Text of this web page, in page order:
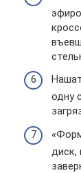
одну
диск,